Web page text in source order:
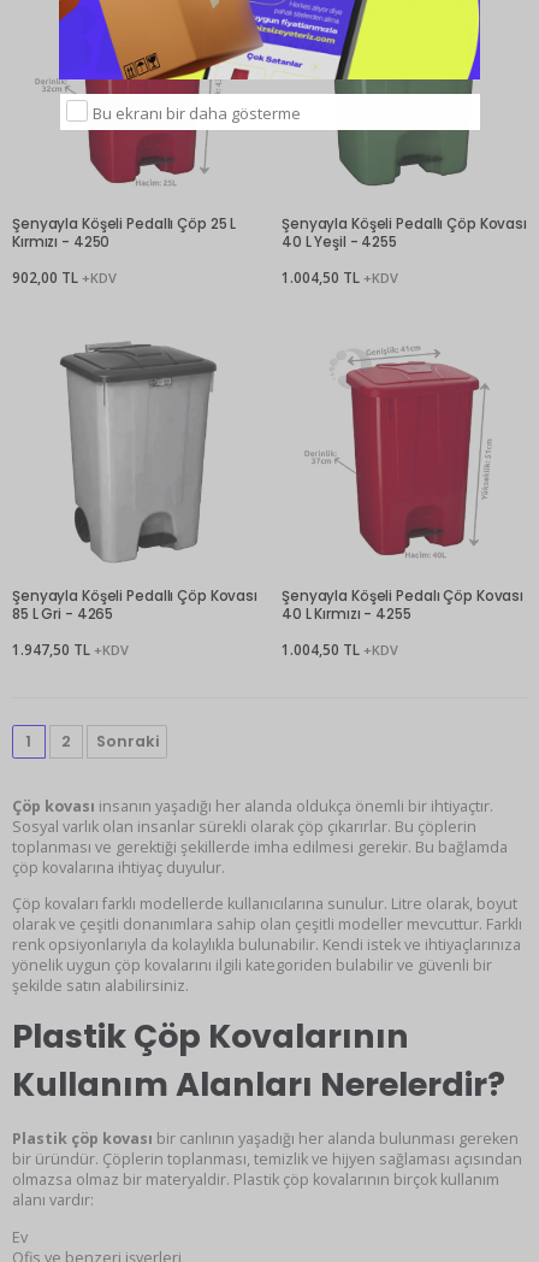
Bu ekranı bir daha gösterme
Şenyayla Köşeli Pedallı Çöp 25 L
Kırmızı - 4250
902,00 TL +KDV
Şenyayla Köşeli Pedallı Çöp Kovası
40 L Yeşil - 4255
1.004,50 TL +KDV
Şenyayla Köşeli Pedallı Çöp Kovası
85 L Gri - 4265
1.947,50 TL +KDV
Şenyayla Köşeli Pedalı Çöp Kovası
40 L Kırmızı - 4255
1.004,50 TL +KDV
1 2 Sonraki
Çöp kovası insanın yaşadığı her alanda oldukça önemli bir ihtiyaçtır.
Sosyal varlık olan insanlar sürekli olarak çöp çıkarırlar. Bu çöplerin
toplanması ve gerektiği şekillerde imha edilmesi gerekir. Bu bağlamda
çöp kovalarına ihtiyaç duyulur.
Çöp kovaları farklı modellerde kullanıcılarına sunulur. Litre olarak, boyut
olarak ve çeşitli donanımlara sahip olan çeşitli modeller mevcuttur. Farklı
renk opsiyonlarıyla da kolaylıkla bulunabilir. Kendi istek ve ihtiyaçlarınıza
yönelik uygun çöp kovalarını ilgili kategoriden bulabilir ve güvenli bir
şekilde satın alabilirsiniz.
Plastik Çöp Kovalarının
Kullanım Alanları Nerelerdir?
Plastik çöp kovası bir canlının yaşadığı her alanda bulunması gereken
bir üründür. Çöplerin toplanması, temizlik ve hijyen sağlaması açısından
olmazsa olmaz bir materyaldir. Plastik çöp kovalarının birçok kullanım
alanı vardır:
Ev
Ofis ve benzeri işyerleri